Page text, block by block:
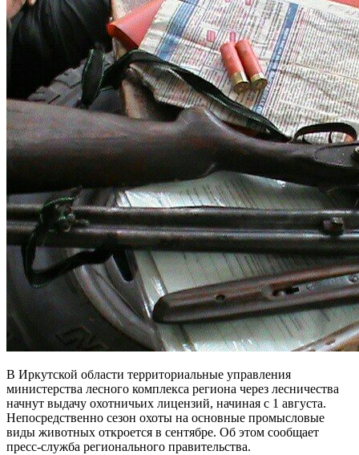
В Иркутской области территориальные управления
министерства лесного комплекса региона через лесничества
начнут выдачу охотничьих лицензий, начиная с 1 августа.
Непосредственно сезон охоты на основные промысловые
виды животных откроется в сентябре. Об этом сообщает
пресс-служба регионального правительства.